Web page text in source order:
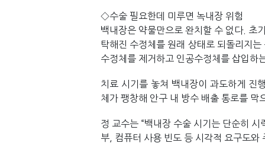
◇수술 필요한데 미루면 녹내장 위험
백내장은 약물만으로 완치할 수 없다. 초
탁해진 수정체를 원래 상태로 되돌리지
수정체를 제거하고 인공수정체를 삽입하
치료 시기를 놓쳐 백내장이 과도하게 진
체가 팽창해 안구 내 방수 배출 통로를 막
정 교수는 “백내장 수술 시기는 단순히
부, 컴퓨터 사용 빈도 등 시각적 요구도와